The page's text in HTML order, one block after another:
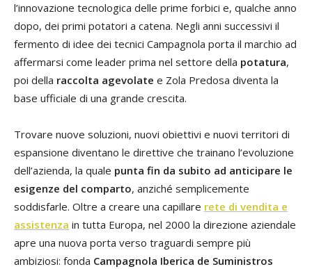
l’innovazione tecnologica delle prime forbici e, qualche anno
dopo, dei primi potatori a catena. Negli anni successivi il
fermento di idee dei tecnici Campagnola porta il marchio ad
affermarsi come leader prima nel settore della potatura,
poi della raccolta agevolate e Zola Predosa diventa la
base ufficiale di una grande crescita.
Trovare nuove soluzioni, nuovi obiettivi e nuovi territori di
espansione diventano le direttive che trainano l’evoluzione
dell’azienda, la quale punta fin da subito ad anticipare le
esigenze del comparto, anziché semplicemente
soddisfarle. Oltre a creare una capillare rete di vendita e
assistenza in tutta Europa, nel 2000 la direzione aziendale
apre una nuova porta verso traguardi sempre più
ambiziosi: fonda Campagnola Iberica de Suministros